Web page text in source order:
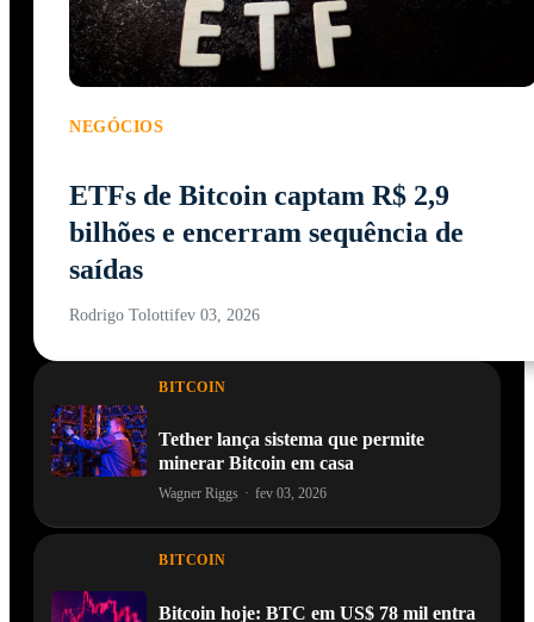
NEGÓCIOS
ETFs de Bitcoin captam R$ 2,9
bilhões e encerram sequência de
saídas
Rodrigo Tolottifev 03, 2026
BITCOIN
Tether lança sistema que permite
minerar Bitcoin em casa
Wagner Riggs · fev 03, 2026
BITCOIN
Bitcoin hoje: BTC em US$ 78 mil entra